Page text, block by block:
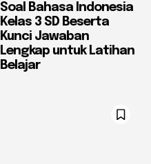
Soal Bahasa Indonesia
Kelas 3 SD Beserta
Kunci Jawaban
Lengkap untuk Latihan
Belajar